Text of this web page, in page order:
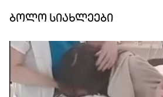
ბოლო სიახლეები